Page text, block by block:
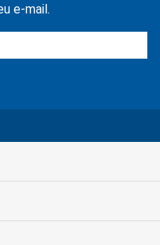
e-mail.